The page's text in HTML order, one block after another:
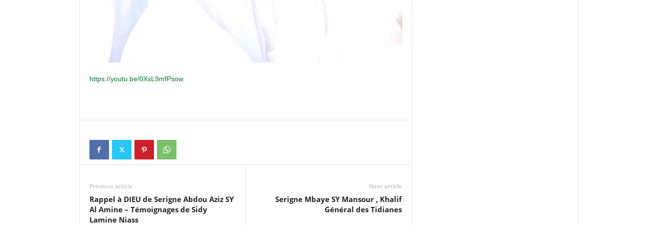
https://youtu.be/0XsL9mfPsow
Previous article
Rappel à DIEU de Serigne Abdou Aziz SY
Al Amine – Témoignages de Sidy
Lamine Niass
Next article
Serigne Mbaye SY Mansour , Khalif
Général des Tidianes